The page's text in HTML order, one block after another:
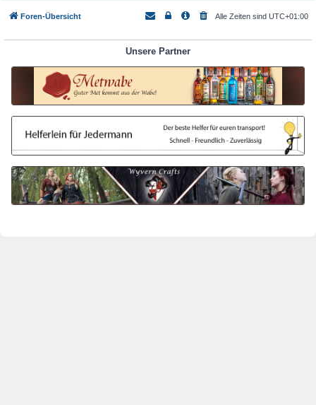
Foren-Übersicht Alle Zeiten sind UTC+01:00
Unsere Partner